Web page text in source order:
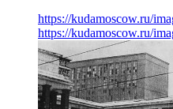
https://kudamoscow.ru/
https://kudamoscow.ru/